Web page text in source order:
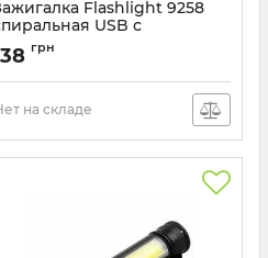
Flashlight 9258
USB с
фонариком
грн
на складе